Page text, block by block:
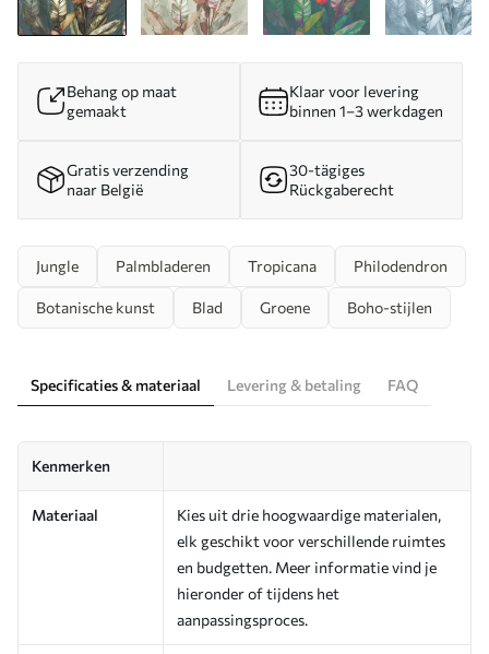
Behang op maat
gemaakt
Klaar voor levering
binnen 1–3 werkdagen
Gratis verzending
naar België
30-tägiges
Rückgaberecht
Jungle Palmbladeren Tropicana Philodendron
Botanische kunst Blad Groene Boho-stijlen
Specificaties & materiaal Levering & betaling FAQ
Kenmerken
Materiaal
Kies uit drie hoogwaardige materialen,
elk geschikt voor verschillende ruimtes
en budgetten. Meer informatie vind je
hieronder of tijdens het
aanpassingsproces.